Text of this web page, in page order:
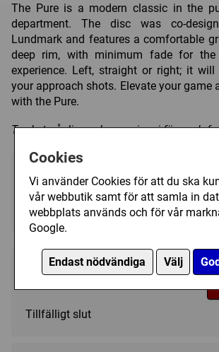
Cookies
Vi använder Cookies för att du ska
vår webbutik samt för att samla in
webbplats används och för vår
Google.
Endast nödvändiga Välj
The Pure is a modern classic in the
department. The disc was co-
Lundmark and features a comfortable
deep rim, with minimum fade for the
experience. Left, straight or right; it
your approach shots. Elevate your game
with the Pure.
Trycket på discen kan variera i färg och
White - Ej i lager
139 kr
Tillfälligt slut